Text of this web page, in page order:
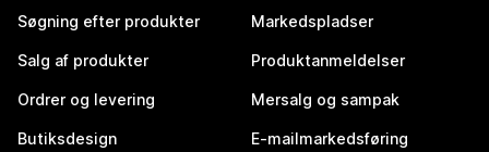
Søgning efter produkter
Salg af produkter
Ordrer og levering
Butiksdesign
Markedspladser
Produktanmeldelser
Mersalg og sampak
E-mailmarkedsføring